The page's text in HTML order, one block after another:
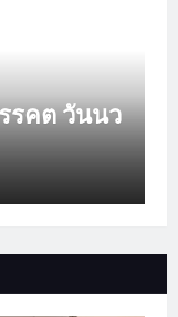
รคต วันนว